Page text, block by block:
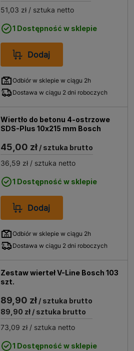
51,03 zł / sztuka netto
1 Dostępność w sklepie
Dodaj
Odbiór w sklepie w ciągu 2h
Dostawa w ciągu 2 dni roboczych
Wiertło do betonu 4-ostrzowe
SDS-Plus 10x215 mm Bosch
45,00 zł / sztuka brutto
36,59 zł / sztuka netto
1 Dostępność w sklepie
Dodaj
Odbiór w sklepie w ciągu 2h
Dostawa w ciągu 2 dni roboczych
Zestaw wierteł V-Line Bosch 103
szt.
89,90 zł / sztuka brutto
89,90 zł / sztuka brutto
73,09 zł / sztuka netto
1 Dostępność w sklepie